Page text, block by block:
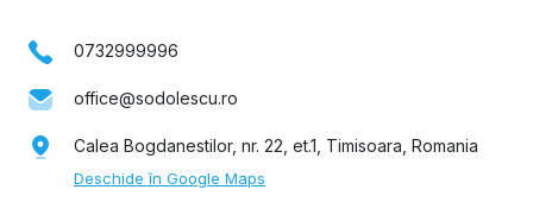
0732999996
office@sodolescu.ro
Calea Bogdanestilor, nr. 22, et.1, Timisoara, Romania
Deschide în Google Maps